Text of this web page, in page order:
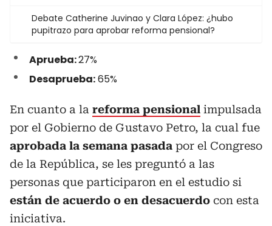
Debate Catherine Juvinao y Clara López: ¿hubo
pupitrazo para aprobar reforma pensional?
Aprueba:27%
Desaprueba:65%
En cuanto a la reforma pensional impulsada
por el Gobierno de Gustavo Petro, la cual fue
aprobada la semana pasada por el Congreso
de la República, se les preguntó a las
personas que participaron en el estudio si
están de acuerdo o en desacuerdo con esta
iniciativa.